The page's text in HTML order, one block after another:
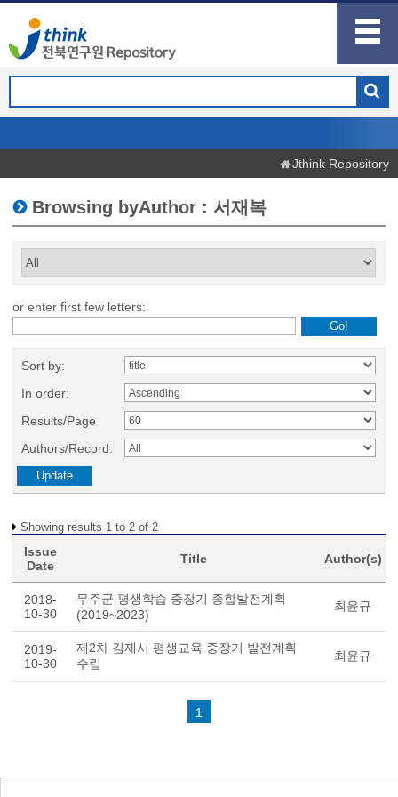
Jthink Repository
Browsing byAuthor : 서재복
or enter first few letters:
Sort by:
In order:
Results/Page
Authors/Record:
Showing results 1 to 2 of 2
Issue
Date
Title Author(s)
2018-
10-30
무주군 평생학습 중장기 종합발전계획
(2019~2023)
최윤규
2019-
10-30
제2차 김제시 평생교육 중장기 발전계획
수립
최윤규
1